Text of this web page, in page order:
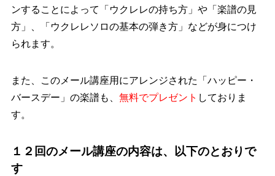
ンすることによって「ウクレレの持ち方」や「楽譜の見
方」、「ウクレレソロの基本の弾き方」などが身につけ
られます。
また、このメール講座用にアレンジされた「ハッピー・
バースデー」の楽譜も、 無料でプレゼント しておりま
す。
１２回のメール講座の内容は、以下のとおりで
す